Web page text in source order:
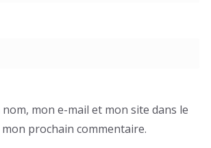
mon e-mail et mon site dans le
prochain commentaire.